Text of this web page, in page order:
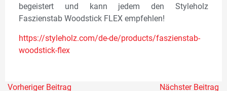
begeistert und kann jedem den Styleholz
Faszienstab Woodstick FLEX empfehlen!
https://styleholz.com/de-de/products/faszienstab-
woodstick-flex
Vorheriger Beitrag Nächster Beitrag